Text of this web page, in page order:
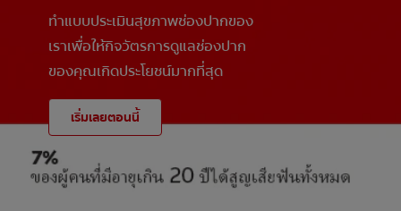
ทำแบบประเมินสุขภาพช่องปากของ
เราเพื่อให้กิจวัตรการดูแลช่องปาก
ของคุณเกิดประโยชน์มากที่สุด
เริ่มเลยตอนนี้